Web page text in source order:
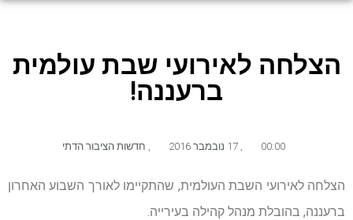
הצלחה לאירועי שבת עולמית
ברעננה!
00:00
, 17 נובמבר 2016 , חדשות הציבור הדתי
הצלחה לאירועי השבת העולמית, שהתקיימו לאורך השבוע האחרון
ברעננה, בהובלת מנהל קהילה בעירייה.